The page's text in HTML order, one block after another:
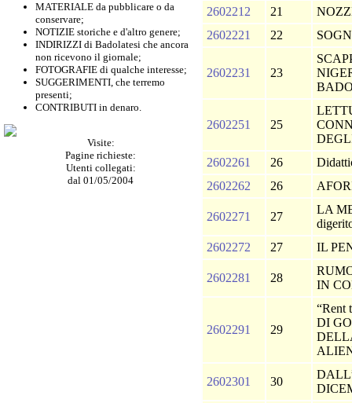
MATERIALE da pubblicare o da
conservare;
NOTIZIE storiche e d'altro genere;
INDIRIZZI di Badolatesi che ancora
non ricevono il giornale;
FOTOGRAFIE di qualche interesse;
SUGGERIMENTI, che terremo
presenti;
CONTRIBUTI in denaro.
Visite:
Pagine richieste:
Utenti collegati:
dal 01/05/2004
2602212
21
2602221
22
2602231 23
2602251 25
2602261
26
2602262
26
2602271 27
LA
2602272
27 IL
2602281 28
IN
2602291 29
“Rent
DI
2602301 30